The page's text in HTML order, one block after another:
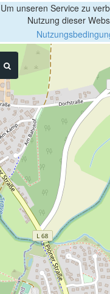
Um unseren Service zu
Nutzung dieser